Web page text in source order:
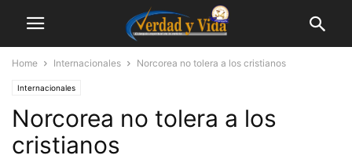
Home Internacionales Norcorea no tolera a los cristianos
Internacionales
Norcorea no tolera a los
cristianos